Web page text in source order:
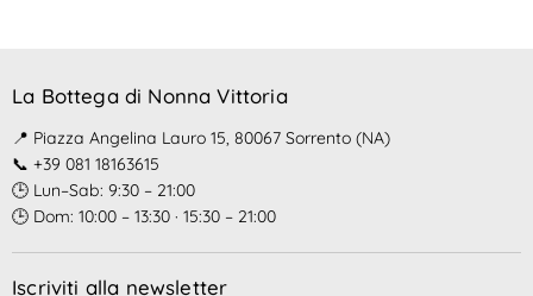
La Bottega di Nonna Vittoria
📍 Piazza Angelina Lauro 15, 80067 Sorrento (NA)
📞 +39 081 18163615
🕒 Lun–Sab: 9:30 – 21:00
🕒 Dom: 10:00 – 13:30 · 15:30 – 21:00
Iscriviti alla newsletter